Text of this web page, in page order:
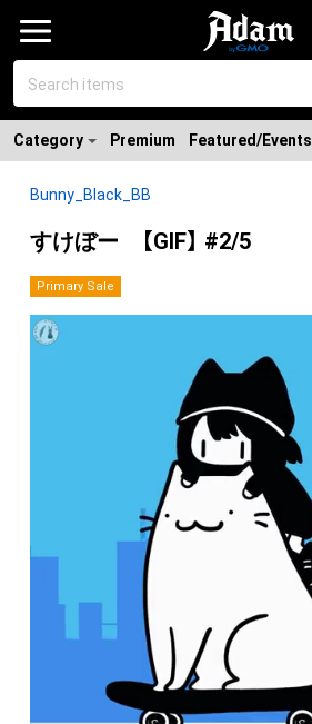
Category Premium Featured/Events
Bunny_Black_BB
すけぼー 【GIF】 #2/5
Primary Sale